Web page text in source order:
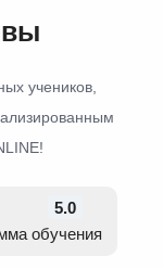
учеников,
5.0
обучения